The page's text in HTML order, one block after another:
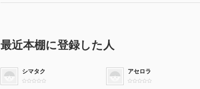
最近本棚に登録した人
シマタク アセロラ